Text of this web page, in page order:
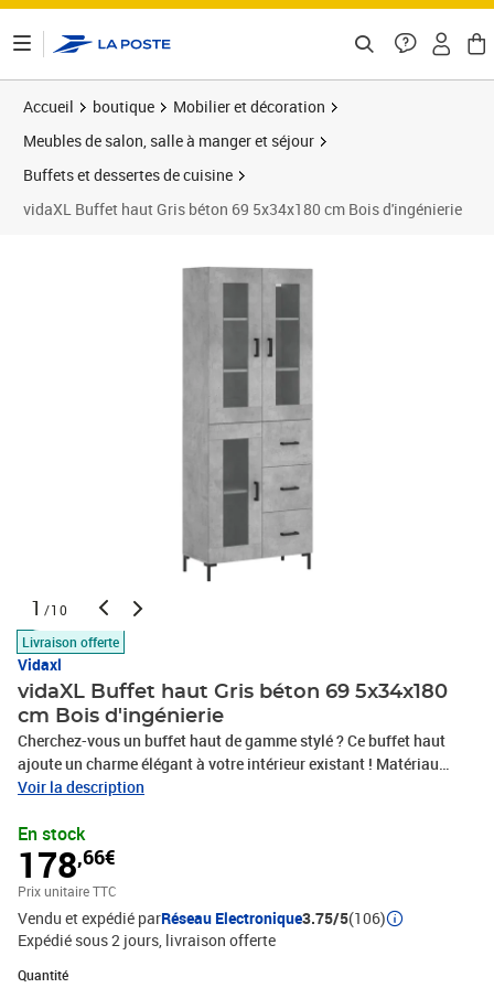
Accueil boutique
Mobilier et décoration
Meubles de salon, salle à manger et séjour
Buffets et dessertes de cuisine
vidaXL Buffet haut Gris béton 69 5x34x180 cm Bois d'ingénierie
1 /10
Livraison offerte
Vidaxl
vidaXL Buffet haut Gris béton 69 5x34x180
cm Bois d'ingénierie
Cherchez-vous un buffet haut de gamme stylé ? Ce buffet haut
ajoute un charme élégant à votre intérieur existant ! Matériau
durable : le bois d'ingénierie est d'une qualité exceptionnelle avec
résistance à l'humidité.Grand espace de rangement : l'armoire
offre un grand espace de rangement pour garder vos différents
articles essentiels quotidiens bien organisés et facilement
accessibles.Porte pratique : gardez votre espace sans
encombrement en cachant de petits articles essentiels derrière la
porte de l'armoire de rangement.Pieds en métal : les pieds en métal
ajoutent un style calme à votre intérieur tout en assurant la
Voir la description
En stock
178,66€
Prix unitaire TTC
Vendu et expédié parRéseau Electronique3.75/5(106)
Expédié sous 2 jours livraison offerte
Quantité
Quantité : 1